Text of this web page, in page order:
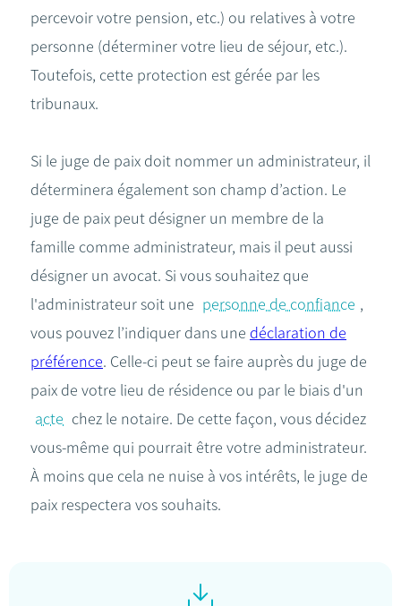
percevoir votre pension, etc.) ou relatives à votre
personne (déterminer votre lieu de séjour, etc.).
Toutefois, cette protection est gérée par les
tribunaux.
Si le juge de paix doit nommer un administrateur, il
déterminera également son champ d’action. Le
juge de paix peut désigner un membre de la
famille comme administrateur, mais il peut aussi
désigner un avocat. Si vous souhaitez que
l'administrateur soit une personne de confiance ,
vous pouvez l’indiquer dans une déclaration de
préférence. Celle-ci peut se faire auprès du juge de
paix de votre lieu de résidence ou par le biais d'un
acte chez le notaire. De cette façon, vous décidez
vous-même qui pourrait être votre administrateur.
À moins que cela ne nuise à vos intérêts, le juge de
paix respectera vos souhaits.